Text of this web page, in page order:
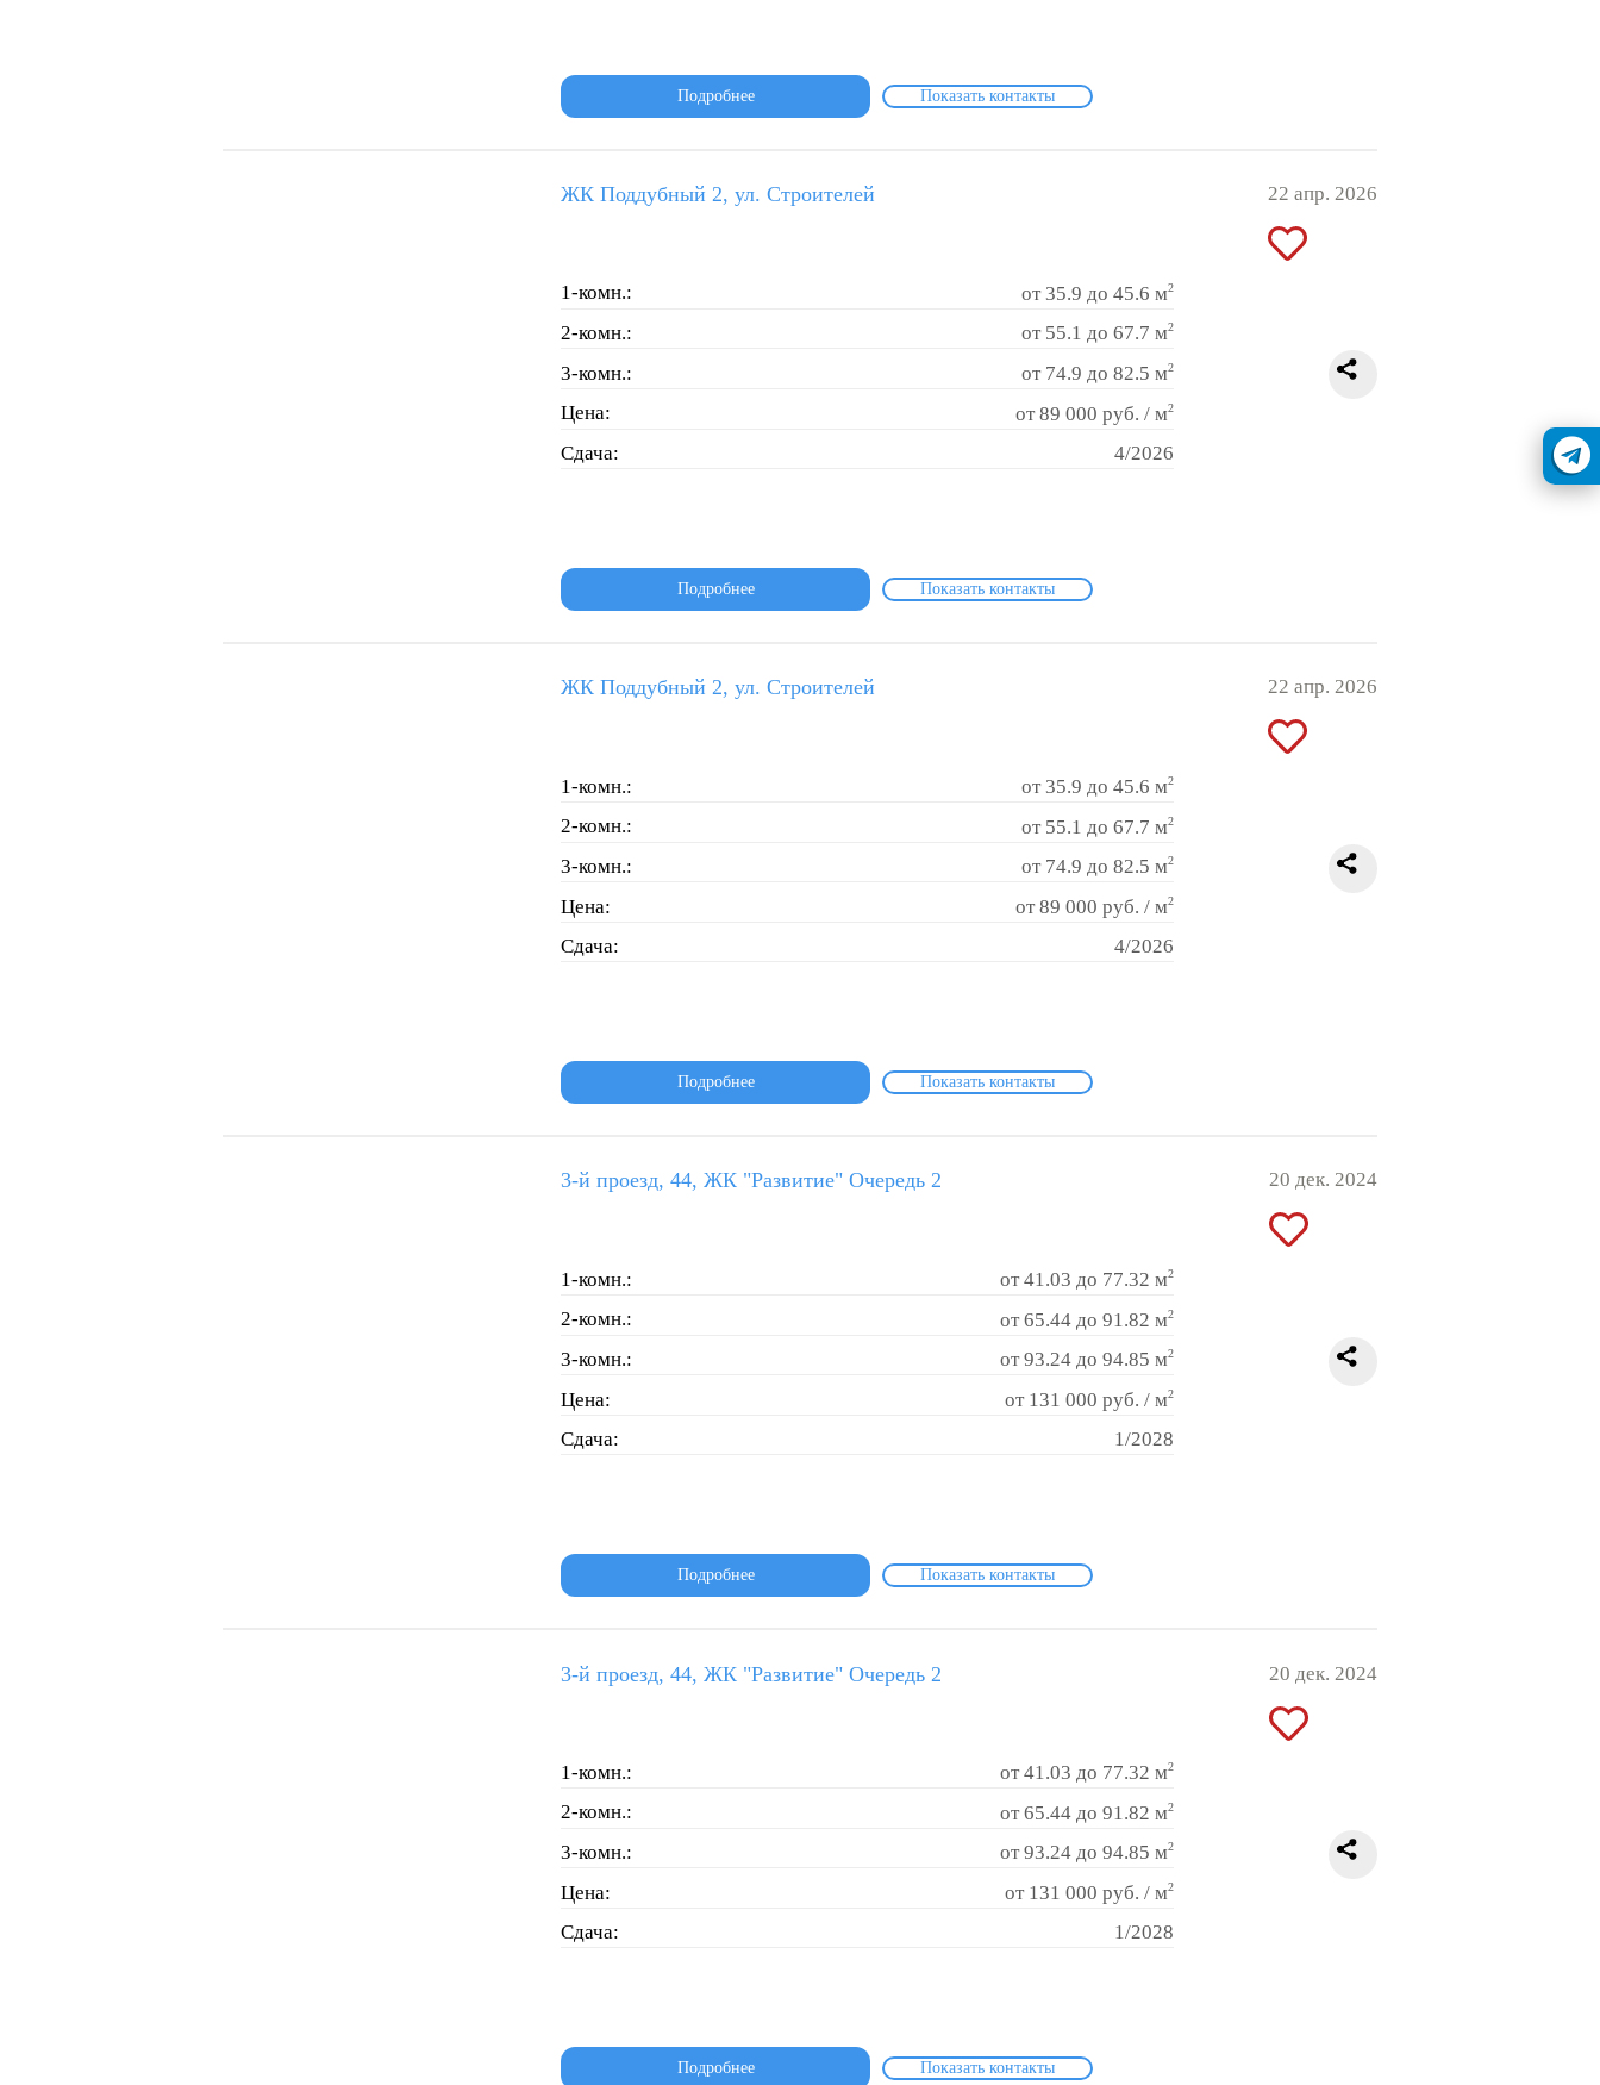
Подробнее Показать контакты
ЖК Поддубный 2, ул. Строителей 22 апр. 2026
1-комн.: от 35.9 до 45.6 м2
2-комн.: от 55.1 до 67.7 м2
3-комн.: от 74.9 до 82.5 м2
Цена: от 89 000 руб. / м2
Сдача: 4/2026
Подробнее Показать контакты
ЖК Поддубный 2, ул. Строителей 22 апр. 2026
1-комн.: от 35.9 до 45.6 м2
2-комн.: от 55.1 до 67.7 м2
3-комн.: от 74.9 до 82.5 м2
Цена: от 89 000 руб. / м2
Сдача: 4/2026
Подробнее Показать контакты
3-й проезд, 44, ЖК "Развитие" Очередь 2 20 дек. 2024
1-комн.: от 41.03 до 77.32 м2
2-комн.: от 65.44 до 91.82 м2
3-комн.: от 93.24 до 94.85 м2
Цена: от 131 000 руб. / м2
Сдача: 1/2028
Подробнее Показать контакты
3-й проезд, 44, ЖК "Развитие" Очередь 2 20 дек. 2024
1-комн.: от 41.03 до 77.32 м2
2-комн.: от 65.44 до 91.82 м2
3-комн.: от 93.24 до 94.85 м2
Цена: от 131 000 руб. / м2
Сдача: 1/2028
Подробнее Показать контакты